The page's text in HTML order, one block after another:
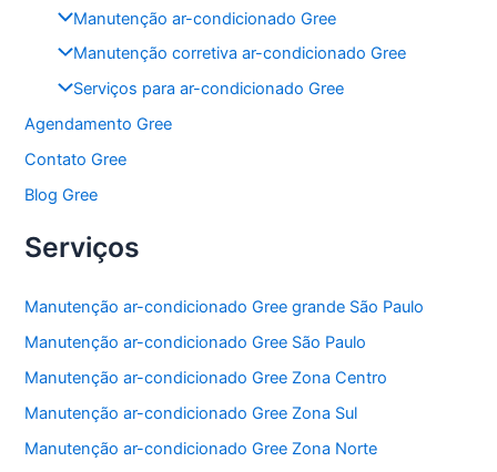
Manutenção ar-condicionado Gree
Manutenção corretiva ar-condicionado Gree
Serviços para ar-condicionado Gree
Agendamento Gree
Contato Gree
Blog Gree
Serviços
Manutenção ar-condicionado Gree grande São Paulo
Manutenção ar-condicionado Gree São Paulo
Manutenção ar-condicionado Gree Zona Centro
Manutenção ar-condicionado Gree Zona Sul
Manutenção ar-condicionado Gree Zona Norte